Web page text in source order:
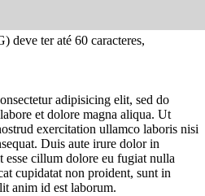
deve ter até 60 caracteres,
adipisicing elit, sed do
et dolore magna aliqua. Ut
exercitation ullamco laboris nisi
Duis aute irure dolor in
cillum dolore eu fugiat nulla
cupidatat non proident, sunt in
anim id est laborum.